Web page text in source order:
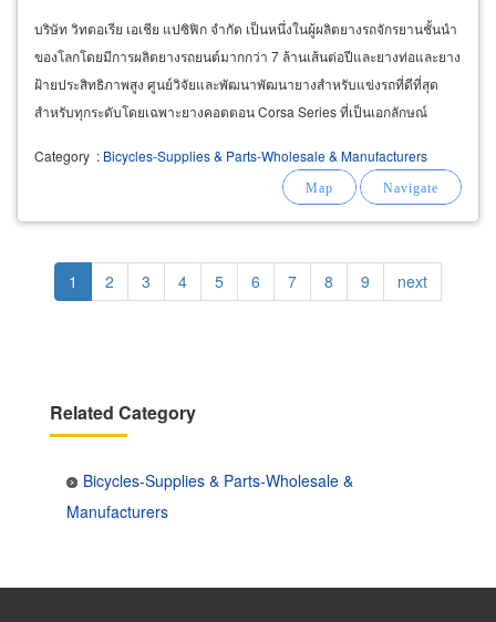
บริษัท วิทตอเรีย เอเชีย แปซิฟิก จำกัด เป็นหนึ่งในผู้ผลิตยางรถจักรยานชั้นนำ
ของโลกโดยมีการผลิตยางรถยนต์มากกว่า 7 ล้านเส้นต่อปีและยางท่อและยาง
ฝ้ายประสิทธิภาพสูง ศูนย์วิจัยและพัฒนาพัฒนายางสำหรับแข่งรถที่ดีที่สุด
สำหรับทุกระดับโดยเฉพาะยางคอตตอน Corsa Series ที่เป็นเอกลักษณ์
Category : Bicycles-Supplies & Parts-Wholesale & Manufacturers
Pagination
Current
page
1 Page
2 Page
3 Page
4 Page
5 Page
6 Page
7 Page
8 Page
9
Next
page
next
Related Category
Bicycles-Supplies & Parts-Wholesale &
Manufacturers